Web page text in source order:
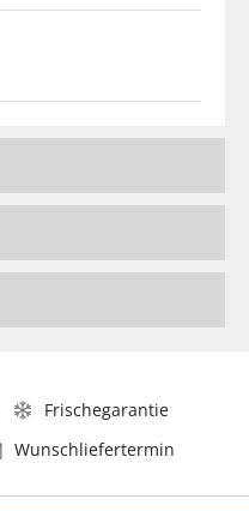
Frischegarantie
Wunschliefertermin